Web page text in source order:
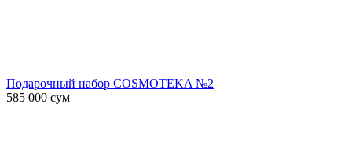
Подарочный набор COSMOTEKA №2
585 000 сум